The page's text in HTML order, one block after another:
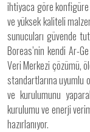
ihtiyaca göre konfigüre
ve yüksek kaliteli
sunucuları güvende
Boreas’nin kendi Ar-
Veri Merkezi çözümü,
standartlarına uyumlu
ve kurulumunu
kurulumu ve enerji
hazırlanıyor.